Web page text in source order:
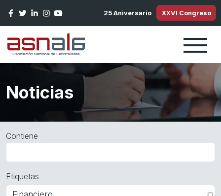
25 Aniversario XXVI Congreso
Noticias
Contiene
Etiquetas